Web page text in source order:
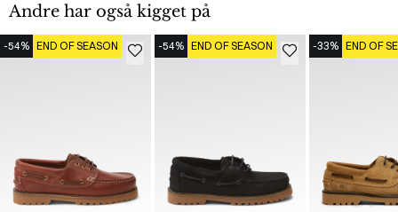
Andre har også kigget på
-54% END OF SEASON -54% END OF SEASON -33% END OF